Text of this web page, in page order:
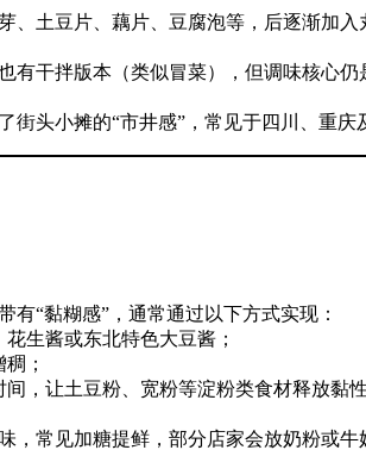
、土豆片、藕片、豆腐泡等，后逐渐加入
有干拌版本（类似冒菜），但调味核心仍
街头小摊的“市井感”，常见于四川、重庆
有“黏糊感”，通常通过以下方式实现：
生酱或东北特色大豆酱；
；
，让土豆粉、宽粉等淀粉类食材释放黏性
，常见加糖提鲜，部分店家会放奶粉或牛